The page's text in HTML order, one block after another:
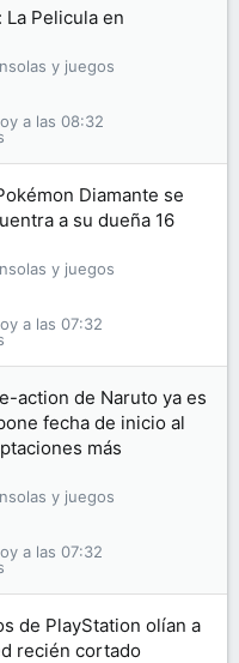
Pelicula en
y juegos
a las 08:32
Diamante se
a su dueña 16
y juegos
a las 07:32
action de Naruto ya es
fecha de inicio al
más
y juegos
a las 07:32
de PlayStation olían a
recién cortado